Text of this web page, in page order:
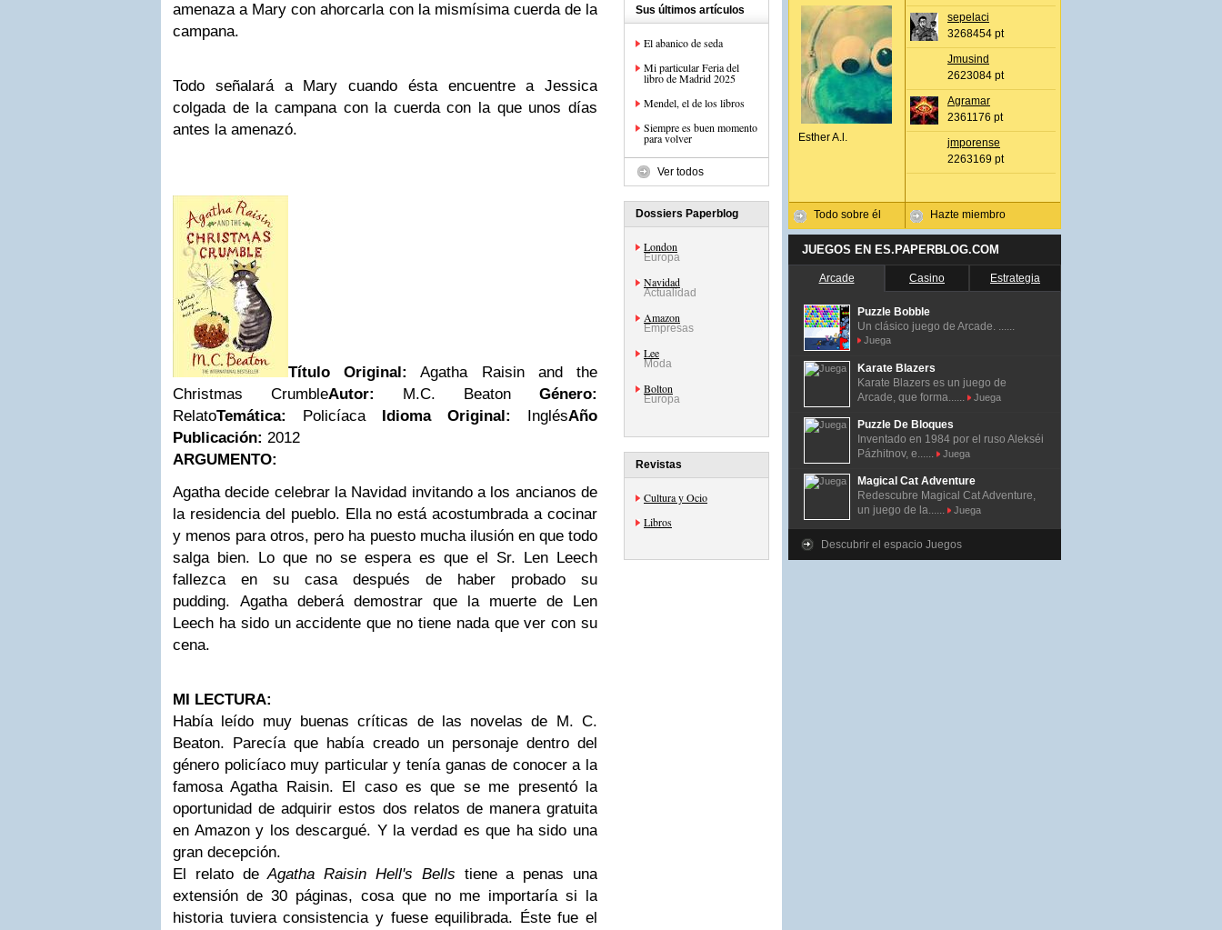
amenaza a Mary con ahorcarla con la mismísima cuerda de la
campana.
Todo señalará a Mary cuando ésta encuentre a Jessica
colgada de la campana con la cuerda con la que unos días
antes la amenazó.
Título Original:
Agatha Raisin and the
Christmas CrumbleAutor: M.C. Beaton Género:
RelatoTemática: Policíaca Idioma Original: InglésAño
Publicación: 2012
ARGUMENTO:
Agatha decide celebrar la Navidad invitando a los ancianos de
la residencia del pueblo. Ella no está acostumbrada a cocinar
y menos para otros, pero ha puesto mucha ilusión en que todo
salga bien. Lo que no se espera es que el Sr. Len Leech
fallezca en su casa después de haber probado su
pudding. Agatha deberá demostrar que la muerte de Len
Leech ha sido un accidente que no tiene nada que ver con su
cena.
MI LECTURA:
Había leído muy buenas críticas de las novelas de M. C.
Beaton. Parecía que había creado un personaje dentro del
género policíaco muy particular y tenía ganas de conocer a la
famosa Agatha Raisin. El caso es que se me presentó la
oportunidad de adquirir estos dos relatos de manera gratuita
en Amazon y los descargué. Y la verdad es que ha sido una
gran decepción.
El relato deAgatha Raisin Hell's Bells tiene a penas una
extensión de 30 páginas, cosa que no me importaría si la
historia tuviera consistencia y fuese equilibrada. Éste fue el
Sus últimos artículos
El abanico de seda
Mi particular Feria del
libro de Madrid 2025
Mendel, el de los libros
Siempre es buen momento
para volver
Ver todos
Dossiers Paperblog
London
Europa
Navidad
Actualidad
Amazon
Empresas
Lee
Moda
Bolton
Europa
Revistas
Cultura y Ocio
Libros
Esther A.l.
Todo sobre él
sepelaci
3268454 pt
Jmusind
2623084 pt
Agramar
2361176 pt
jmporense
2263169 pt
Hazte miembro
JUEGOS EN ES.PAPERBLOG.COM
Arcade Casino Estrategia
Puzzle Bobble
Un clásico juego de Arcade. ......
Juega
Karate Blazers
Karate Blazers es un juego de
Arcade, que forma......
Juega
Puzzle De Bloques
Inventado en 1984 por el ruso Alekséi
Pázhitnov, e......
Juega
Magical Cat Adventure
Redescubre Magical Cat Adventure,
un juego de la......
Juega
Descubrir el espacio Juegos